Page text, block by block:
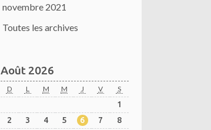
novembre 2021
Toutes les archives
Août 2026
D L M M J V S
1
2
3 4 5 6 7
8